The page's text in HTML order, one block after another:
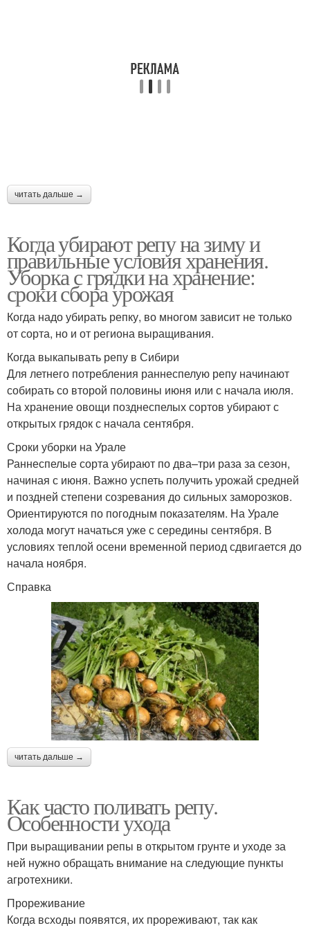
читать дальше →
Когда убирают репу на зиму и
правильные условия хранения.
Уборка с грядки на хранение:
сроки сбора урожая
Когда надо убирать репку, во многом зависит не только
от сорта, но и от региона выращивания.
Когда выкапывать репу в Сибири
Для летнего потребления раннеспелую репу начинают
собирать со второй половины июня или с начала июля.
На хранение овощи позднеспелых сортов убирают с
открытых грядок с начала сентября.
Сроки уборки на Урале
Раннеспелые сорта убирают по два–три раза за сезон,
начиная с июня. Важно успеть получить урожай средней
и поздней степени созревания до сильных заморозков.
Ориентируются по погодным показателям. На Урале
холода могут начаться уже с середины сентября. В
условиях теплой осени временной период сдвигается до
начала ноября.
Справка
читать дальше →
Как часто поливать репу.
Особенности ухода
При выращивании репы в открытом грунте и уходе за
ней нужно обращать внимание на следующие пункты
агротехники.
Прореживание
Когда всходы появятся, их прореживают, так как